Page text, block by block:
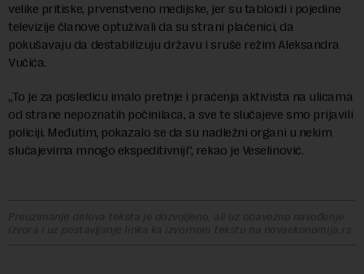
velike pritiske, prvenstveno medijske, jer su tabloidi i pojedine
televizije članove optuživali da su strani plaćenici, da
pokušavaju da destabilizuju državu i sruše režim Aleksandra
Vučića.
„To je za posledicu imalo pretnje i praćenja aktivista na ulicama
od strane nepoznatih počinilaca, a sve te slučajeve smo prijavili
policiji. Međutim, pokazalo se da su nadležni organi u nekim
slučajevima mnogo ekspeditivniji“, rekao je Veselinović.
Preuzimanje delova teksta je dozvoljeno, ali uz obavezno navođenje
izvora i uz postavljanje linka ka izvornom tekstu na novaekonomija.rs